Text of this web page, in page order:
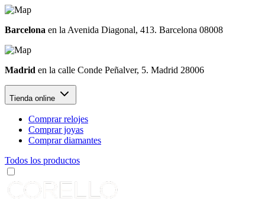
Barcelona en la Avenida Diagonal, 413. Barcelona 08008
Madrid en la calle Conde Peñalver, 5. Madrid 28006
Tienda online
Comprar relojes
Comprar joyas
Comprar diamantes
Todos los productos